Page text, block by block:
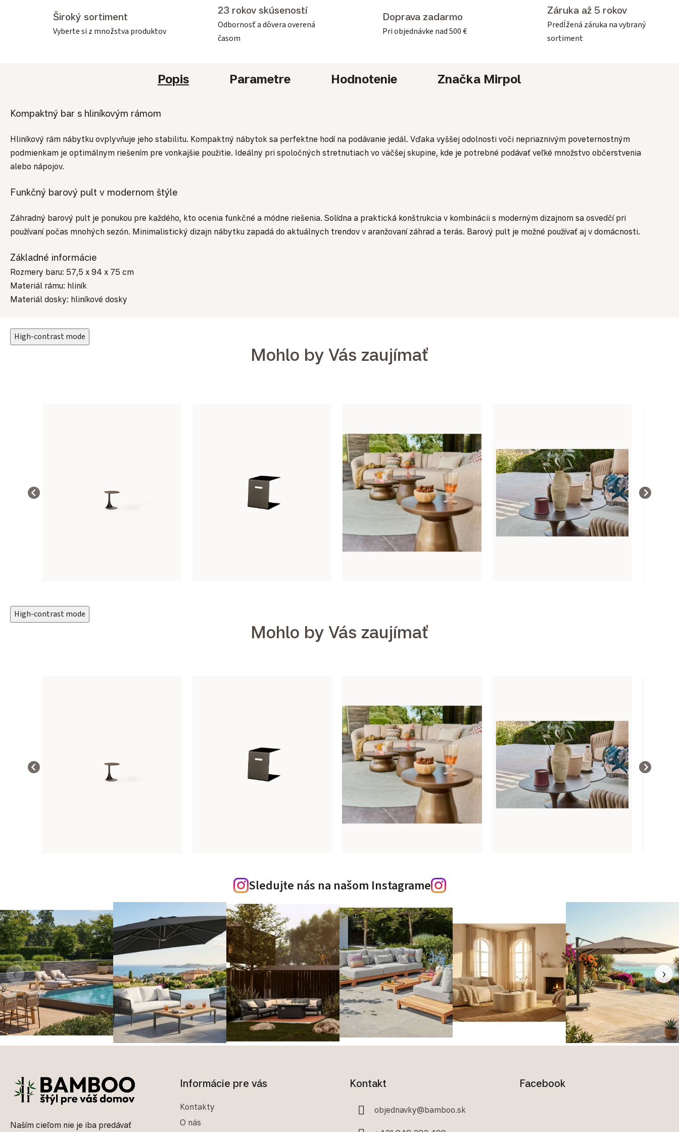
Široký sortiment
Vyberte si z množstva produktov
23 rokov skúseností
Odbornosť a dôvera overená
časom
Doprava zadarmo
Pri objednávke nad 500 €
Záruka až 5 rokov
Predĺžená záruka na vybraný
sortiment
Popis Parametre Hodnotenie Značka Mirpol
Kompaktný bar s hliníkovým rámom
Hliníkový rám nábytku ovplyvňuje jeho stabilitu. Kompaktný nábytok sa perfektne hodí na podávanie jedál. Vďaka vyššej odolnosti voči nepriaznivým poveternostným
podmienkam je optimálnym riešením pre vonkajšie použitie. Ideálny pri spoločných stretnutiach vo väčšej skupine, kde je potrebné podávať veľké množstvo občerstvenia
alebo nápojov.
Funkčný barový pult v modernom štýle
Záhradný barový pult je ponukou pre každého, kto ocenia funkčné a módne riešenia. Solídna a praktická konštrukcia v kombinácii s moderným dizajnom sa osvedčí pri
používaní počas mnohých sezón. Minimalistický dizajn nábytku zapadá do aktuálnych trendov v aranžovaní záhrad a terás. Barový pult je možné používať aj v domácnosti.
Základné informácie
Rozmery baru: 57,5 x 94 x 75 cm
Materiál rámu: hliník
Materiál dosky: hliníkové dosky
High-contrast mode
Mohlo by Vás zaujímať
High-contrast mode
Mohlo by Vás zaujímať
Sledujte nás na našom Instagrame
‹ ›
Naším cieľom nie je iba predávať
Informácie pre vás
Kontakty
O nás
Kontakt
objednavky@bamboo.sk
Facebook